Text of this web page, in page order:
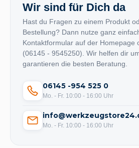
Wir sind für Dich da
Hast du Fragen zu einem Produkt
Bestellung? Dann nutze ganz
Kontaktformular auf der Homepage
(06145 - 9545250). Wir helfen dir
garantieren die besten Beratung.
06145 -954 525 0
Mo. - Fr. 10:00 - 16:00 Uhr
Mo. - Fr. 10:00 - 16:00 Uhr